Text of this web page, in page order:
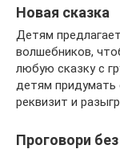
Новая сказка
Детям
волшебников,
любую сказку с
детям придумать
реквизит и
Проговори